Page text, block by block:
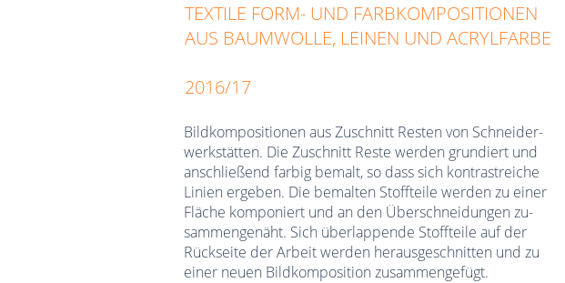
TEXTILE FORM- UND FARBKOMPOSITIONEN
AUS BAUMWOLLE, LEINEN UND ACRYLFARBE
2016/17
Bildkompositionen aus Zuschnitt Resten von Schneider-
werkstätten. Die Zuschnitt Reste werden grundiert und
anschließend farbig bemalt, so dass sich kontrastreiche
Linien ergeben. Die bemalten Stoffteile werden zu einer
Fläche komponiert und an den Überschneidungen zu-
sammengenäht. Sich überlappende Stoffteile auf der
Rückseite der Arbeit werden herausgeschnitten und zu
einer neuen Bildkomposition zusammengefügt.